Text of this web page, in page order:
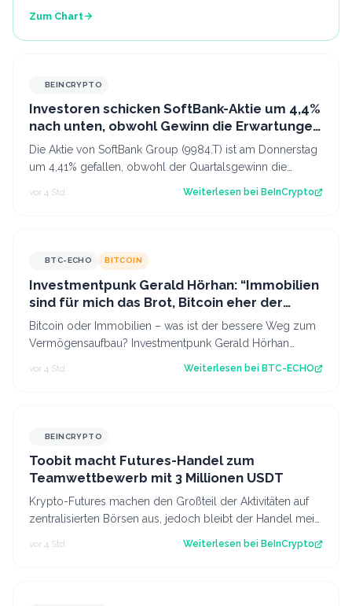
Zum Chart
BEINCRYPTO
Investoren schicken SoftBank-Aktie um 4,4%
nach unten, obwohl Gewinn die Erwartungen
übertrifft
Die Aktie von SoftBank Group (9984.T) ist am Donnerstag
um 4,41% gefallen, obwohl der Quartalsgewinn die
Erwartungen übertroffen hat. Ein Ge…
vor 4 Std. Weiterlesen bei BeInCrypto
BTC-ECHO BITCOIN
Investmentpunk Gerald Hörhan: “Immobilien
sind für mich das Brot, Bitcoin eher der
Kaviar”
Bitcoin oder Immobilien – was ist der bessere Weg zum
Vermögensaufbau? Investmentpunk Gerald Hörhan
vor 4 Std. Weiterlesen bei BTC-ECHO
BEINCRYPTO
Toobit macht Futures-Handel zum
Teamwettbewerb mit 3 Millionen USDT
Krypto-Futures machen den Großteil der Aktivitäten auf
zentralisierten Börsen aus, jedoch bleibt der Handel meist
vor 4 Std. Weiterlesen bei BeInCrypto